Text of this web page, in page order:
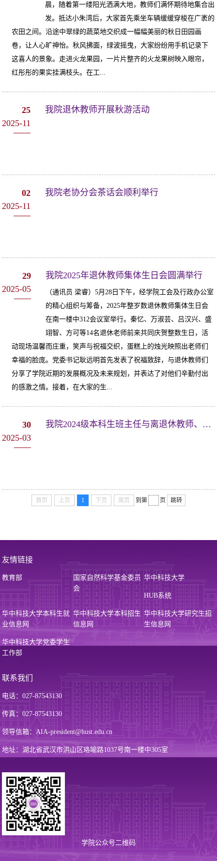
晨，随着第一缕阳光洒满大地，教师们满怀期待地集合出
发。抵达小朱湾后，大家首先乘坐车辆缓缓穿梭在广袤的
农田之间。沿途中翠绿的蔬菜地交织成一幅幅美丽的秋日田园画
卷，让人心旷神怡。秋风拂面，绿波摇曳，大家纷纷用手机记录下
这喜人的景象。走进火龙果园，一片片整齐的火龙果树映入眼帘，
红彤彤的果实挂满枝头。在工...
25
2025-11
我院退休教师开展秋游活动
02
2025-11
我院老协分会茶话会顺利举行
29
2025-05
我院2025年退休教师集体生日会圆满举行
（通讯员 梁睿）5月28日下午，经学院工会及行政办公室
的精心组织与筹备，2025年整岁数退休教师集体生日会
在南一楼中312会议室举行。秦忆、万淑芸、吕汉兴、盛
翊智、方可等14名退休老师前来共同庆贺整数生日，活
动现场温馨而庄重，笑声与祝福交织，蛋糕上的烛光映照出老师们
幸福的脸庞。党委书记耿远明首先发表了祝福致辞，与退休教师们
分享了学院近期的发展概况及未来规划，并表达了对他们辛勤付出
的感激之情。接着，在大家的生...
30
2025-03
我院2024级本科生班主任与离退休教师、新进教师座谈交流会顺利召开
首页 上页 1 下页 尾页 到第 页 跳转
友情链接
教育部
国家自然科学基金委员
会
华中科技大学
HUB系统
华中科技大学本科生就
业信息网
华中科技大学本科招生
信息网
华中科技大学研究生招
生信息网
华中科技大学党委学生
工作部
联系我们
电话：027-87543130
传真：027-87543130
领导信箱：AIA-president@hust.edu.cn
地址：湖北省武汉市洪山区珞喻路1037号南一楼中305室
学院公众号二维码